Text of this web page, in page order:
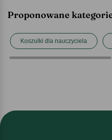
Proponowane
Koszulki dla nauczyciela